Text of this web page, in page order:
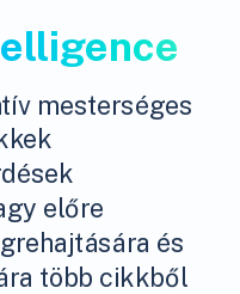
mesterséges
előre
és
több cikkből